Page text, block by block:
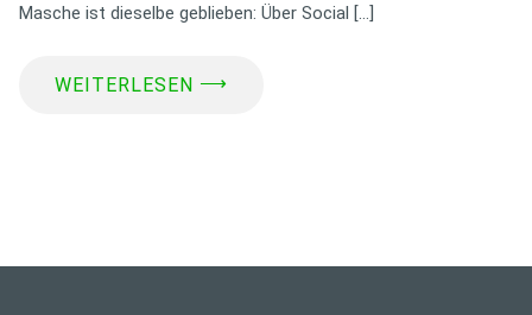
Masche ist dieselbe geblieben: Über Social […]
WEITERLESEN ⟶